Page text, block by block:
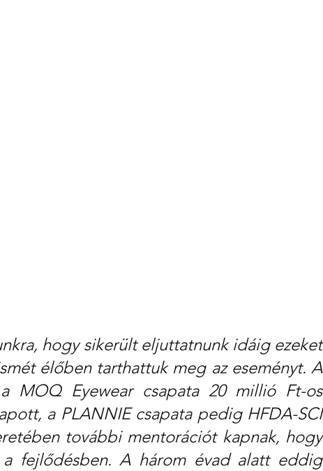
hogy sikerült eljuttatnunk idáig ezeket
élőben tarthattuk meg az eseményt. A
MOQ Eyewear csapata 20 millió Ft-os
a PLANNIE csapata pedig HFDA-SCI
további mentorációt kapnak, hogy
fejlődésben. A három évad alatt eddig